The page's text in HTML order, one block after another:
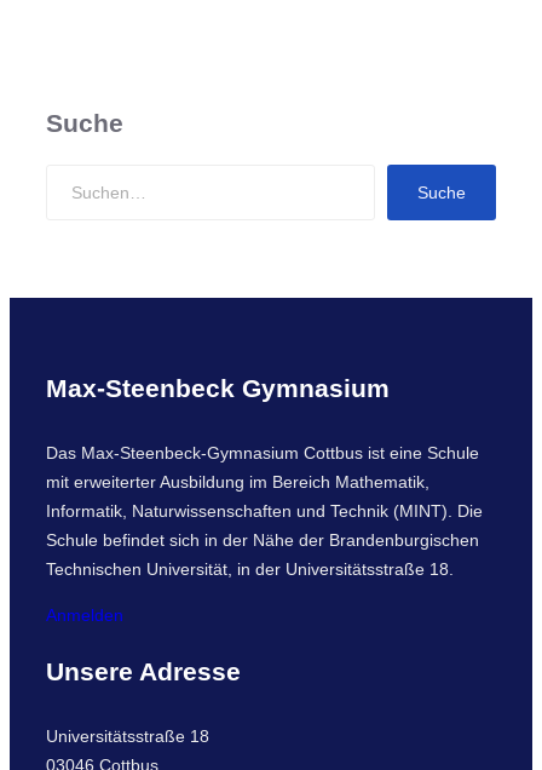
Suche
c
Suche
Max-Steenbeck Gymnasium
Das Max-Steenbeck-Gymnasium Cottbus ist eine Schule
mit erweiterter Ausbildung im Bereich Mathematik,
Informatik, Naturwissenschaften und Technik (MINT). Die
Schule befindet sich in der Nähe der Brandenburgischen
Technischen Universität, in der Universitätsstraße 18.
Anmelden
Unsere Adresse
Universitätsstraße 18
03046 Cottbus